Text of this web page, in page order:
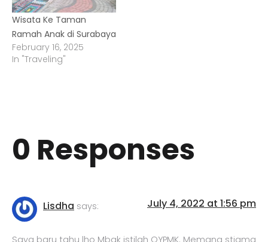
Wisata Ke Taman
Ramah Anak di Surabaya
February 16, 2025
In "Traveling"
0 Responses
Lisdha says: July 4, 2022 at 1:56 pm
Saya baru tahu lho Mbak istilah OYPMK. Memang stigma